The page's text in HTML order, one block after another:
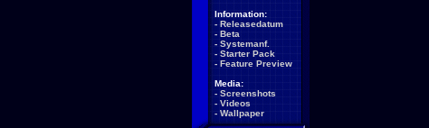
Information:
- Releasedatum
- Beta
- Systemanf.
- Starter Pack
- Feature Preview
Media:
- Screenshots
- Videos
- Wallpaper